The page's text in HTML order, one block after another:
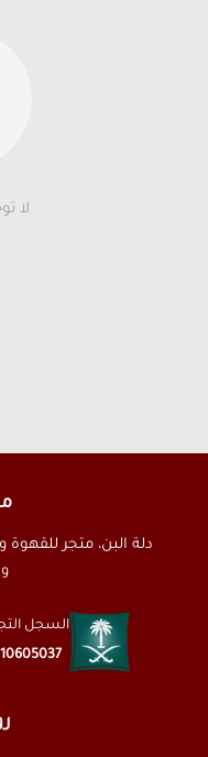
لا
دلة البن، متجر
السجل